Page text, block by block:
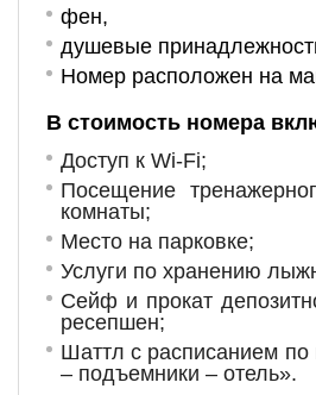
фен,
душевые
Номер расположен на
В стоимость номера
Доступ к Wi-Fi;
Посещение
комнаты;
Место на парковке;
Услуги по хранению
Сейф и прокат
ресепшен;
Шаттл с расписанием по
– подъемники – отель».